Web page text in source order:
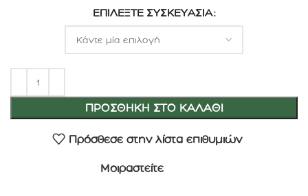
ΕΠΙΛΈΞΤΕ ΣΥΣΚΕΥΑΣΊΑ
ΠΡΟΣΘΉΚΗ ΣΤΟ ΚΑΛΆΘΙ
Πρόσθεσε στην λίστα επιθυμιών
Μοιραστείτε